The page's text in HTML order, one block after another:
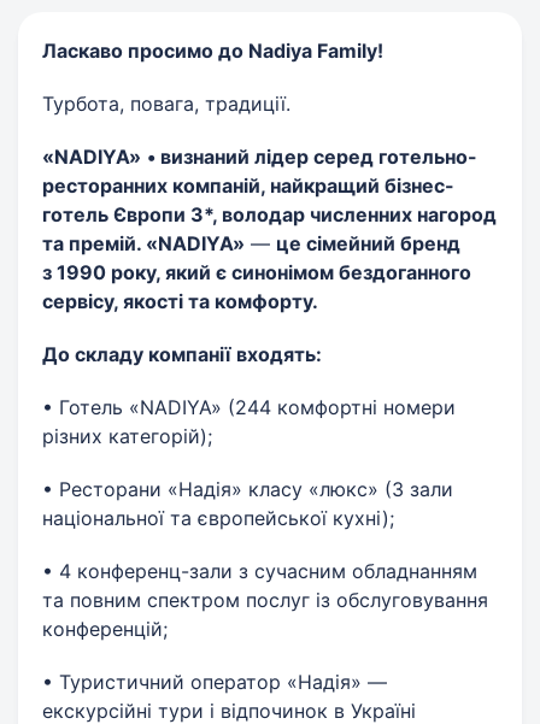
Ласкаво просимо до Nadiya Family!
Турбота, повага, традиції.
«NADIYA» • визнаний лідер серед готельно-
ресторанних компаній, найкращий бізнес-
готель Європи 3*, володар численних нагород
та премій. «NADIYA» — це сімейний бренд
з 1990 року, який є синонімом бездоганного
сервісу, якості та комфорту.
До складу компанії входять:
• Готель «NADIYA» (244 комфортні номери
різних категорій);
• Ресторани «Надія» класу «люкс» (3 зали
національної та європейської кухні);
• 4 конференц-зали з сучасним обладнанням
та повним спектром послуг із обслуговування
конференцій;
• Туристичний оператор «Надія» —
екскурсійні тури і відпочинок в Україні